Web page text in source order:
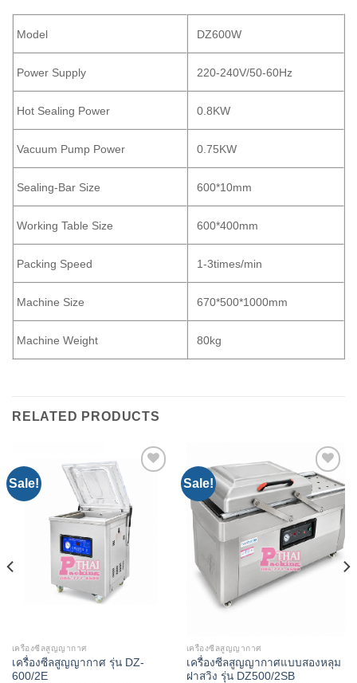
Model DZ600W
Power Supply 220-240V/50-60Hz
Hot Sealing Power 0.8KW
Vacuum Pump Power 0.75KW
Sealing-Bar Size 600*10mm
Working Table Size 600*400mm
Packing Speed 1-3times/min
Machine Size 670*500*1000mm
Machine Weight 80kg
RELATED PRODUCTS
Sale!
เครื่องซีลสูญญากาศ
เครื่องซีลสูญญากาศ รุ่น DZ-
600/2E
Sale!
Add to
Wishlist
เครื่องซีลสูญญากาศ
เครื่องซีลสูญญากาศแบบสองหลุม
ฝาสวิง รุ่น DZ500/2SB